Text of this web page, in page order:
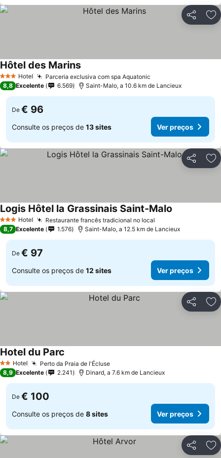
Partilhar
3 EstrelasHotel Parceria exclusiva com spa Aquatonic
Hôtel des Marins
8,8 Excelente 6.569 Saint-Malo, a 10.6 km de Lancieux
De € 96
Consulte os preços de 13 sites Ver preços
Partilhar
3 EstrelasHotel Restaurante francês tradicional no local
Logis Hôtel la Grassinais Saint-Malo
8,7 Excelente 1.576 Saint-Malo, a 12.5 km de Lancieux
De € 97
Consulte os preços de 12 sites Ver preços
Partilhar
2 Estrelas
Hotel Perto da Praia de l'Écluse
Hotel du Parc
8,9 Excelente 2.241 Dinard, a 7.6 km de Lancieux
De € 100
Consulte os preços de 8 sites Ver preços
Partilhar